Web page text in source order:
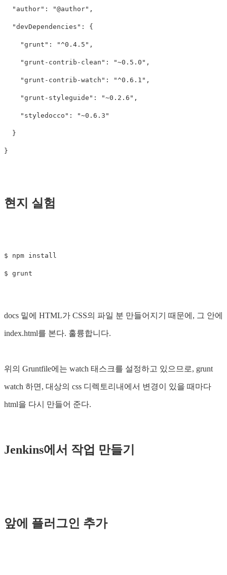
" author" : "@author" ,
"devDependencies " : {
"grunt " : "^0.4.5 " ,
"grunt-contrib-clean " : "~0.5.0 " ,
"grunt-contrib-watch " : "^0.6.1 " ,
"grunt-styleguide " : "~0.2.6 " ,
" styledocco " : "~0.6.3 "
}
}
현지 실험
$ npm install
docs 밑에 HTML가 CSS의 파일 분 만들어지기 때문에, 그 안에
index.html를 본다. 훌륭합니다.
위의 Gruntfile에는 watch 태스크를 설정하고 있으므로, grunt
watch 하면, 대상의 css 디렉토리내에서 변경이 있을 때마다
html을 다시 만들어 준다.
Jenkins에서 작업 만들기
앞에 플러그인 추가